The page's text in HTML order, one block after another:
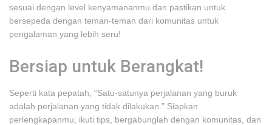
sesuai dengan level kenyamananmu dan pastikan untuk
bersepeda dengan teman-teman dari komunitas untuk
pengalaman yang lebih seru!
Bersiap untuk Berangkat!
Seperti kata pepatah, “Satu-satunya perjalanan yang buruk
adalah perjalanan yang tidak dilakukan.” Siapkan
perlengkapanmu, ikuti tips, bergabunglah dengan komunitas, dan